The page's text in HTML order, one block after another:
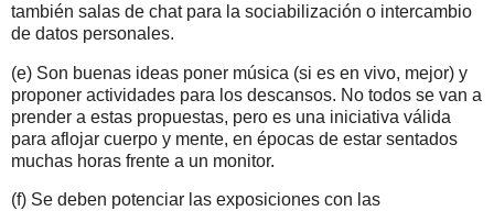
también salas de chat para la sociabilización o intercambio
de datos personales.
(e) Son buenas ideas poner música (si es en vivo, mejor) y
proponer actividades para los descansos. No todos se van a
prender a estas propuestas, pero es una iniciativa válida
para aflojar cuerpo y mente, en épocas de estar sentados
muchas horas frente a un monitor.
(f) Se deben potenciar las exposiciones con las